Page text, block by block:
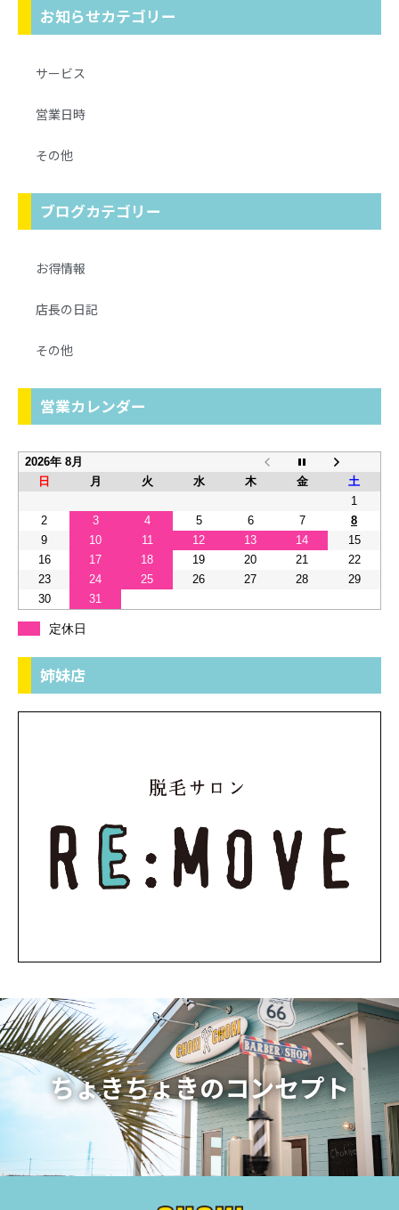
お知らせカテゴリー
サービス
営業日時
その他
ブログカテゴリー
お得情報
店長の日記
その他
営業カレンダー
2026年 8月
日
月 火 水 木 金
土
1
2
3 4 5 6 7
8
9
10 11 12 13 14
15
16
17 18 19 20 21
22
23
24 25 26 27 28
29
30
31
定休日
姉妹店
ちょきちょきのコンセプト